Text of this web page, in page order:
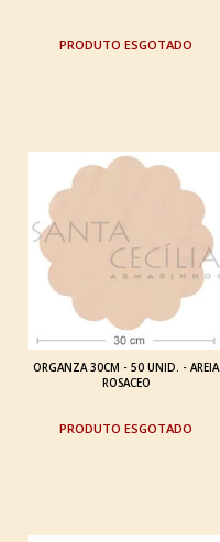
ESGOTADO
ORGANZA 30CM - 50 UNID. - AREIA
ROSACEO
ESGOTADO